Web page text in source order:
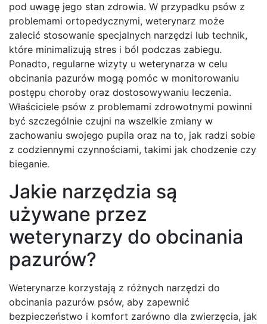
pod uwagę jego stan zdrowia. W przypadku psów z
problemami ortopedycznymi, weterynarz może
zalecić stosowanie specjalnych narzędzi lub technik,
które minimalizują stres i ból podczas zabiegu.
Ponadto, regularne wizyty u weterynarza w celu
obcinania pazurów mogą pomóc w monitorowaniu
postępu choroby oraz dostosowywaniu leczenia.
Właściciele psów z problemami zdrowotnymi powinni
być szczególnie czujni na wszelkie zmiany w
zachowaniu swojego pupila oraz na to, jak radzi sobie
z codziennymi czynnościami, takimi jak chodzenie czy
bieganie.
Jakie narzędzia są
używane przez
weterynarzy do obcinania
pazurów?
Weterynarze korzystają z różnych narzędzi do
obcinania pazurów psów, aby zapewnić
bezpieczeństwo i komfort zarówno dla zwierzęcia, jak